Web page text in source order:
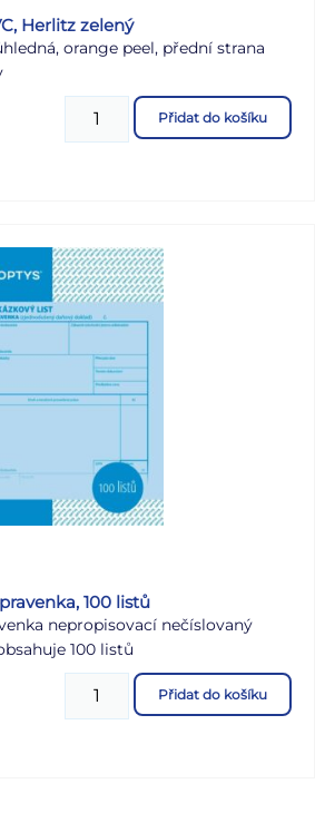
Herlitz zelený
orange peel, přední strana
Přidat do košíku
100 listů
nepropisovací nečíslovaný
100 listů
Přidat do košíku